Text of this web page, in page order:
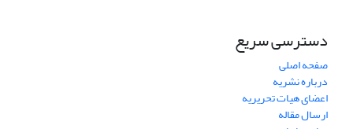
دسترسی سریع
صفحه اصلی
درباره نشریه
اعضای هیات تحریریه
ارسال مقاله